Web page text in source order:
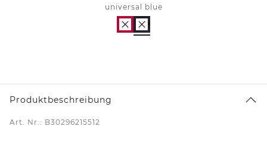
universal blue
Produktbeschreibung
Art. Nr.: B30296215512